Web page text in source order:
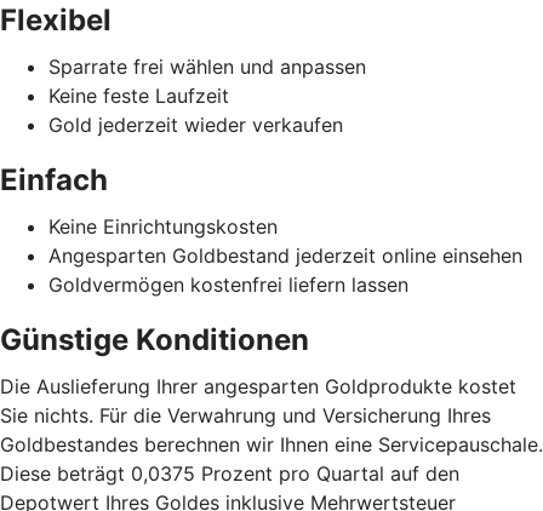
Flexibel
Sparrate frei wählen und anpassen
Keine feste Laufzeit
Gold jederzeit wieder verkaufen
Einfach
Keine Einrichtungskosten
Angesparten Goldbestand jederzeit online einsehen
Goldvermögen kostenfrei liefern lassen
Günstige Konditionen
Die Auslieferung Ihrer angesparten Goldprodukte kostet
Sie nichts. Für die Verwahrung und Versicherung Ihres
Goldbestandes berechnen wir Ihnen eine Servicepauschale.
Diese beträgt 0,0375 Prozent pro Quartal auf den
Depotwert Ihres Goldes inklusive Mehrwertsteuer